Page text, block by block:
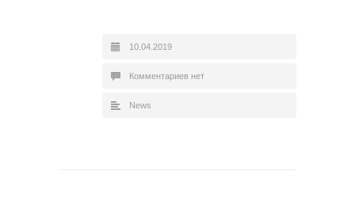
10.04.2019
Комментариев нет
News